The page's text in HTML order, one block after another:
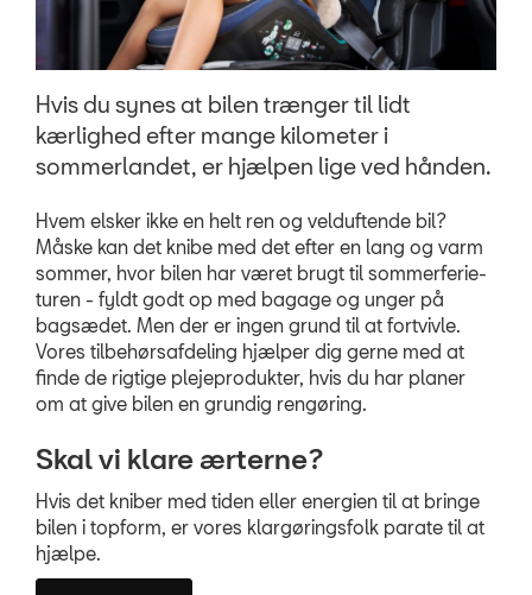
nyhedsbrev
Aktuelt
OM OS
JOB OG KARRIERE
Hvis du synes at bilen trænger til lidt
kærlighed efter mange kilometer i
sommerlandet, er hjælpen lige ved hånden.
Hvem elsker ikke en helt ren og velduftende bil?
Måske kan det knibe med det efter en lang og varm
sommer, hvor bilen har været brugt til sommerferie-
turen - fyldt godt op med bagage og unger på
bagsædet. Men der er ingen grund til at fortvivle.
Vores tilbehørsafdeling hjælper dig gerne med at
finde de rigtige plejeprodukter, hvis du har planer
om at give bilen en grundig rengøring.
Skal vi klare ærterne?
Hvis det kniber med tiden eller energien til at bringe
bilen i topform, er vores klargøringsfolk parate til at
hjælpe.